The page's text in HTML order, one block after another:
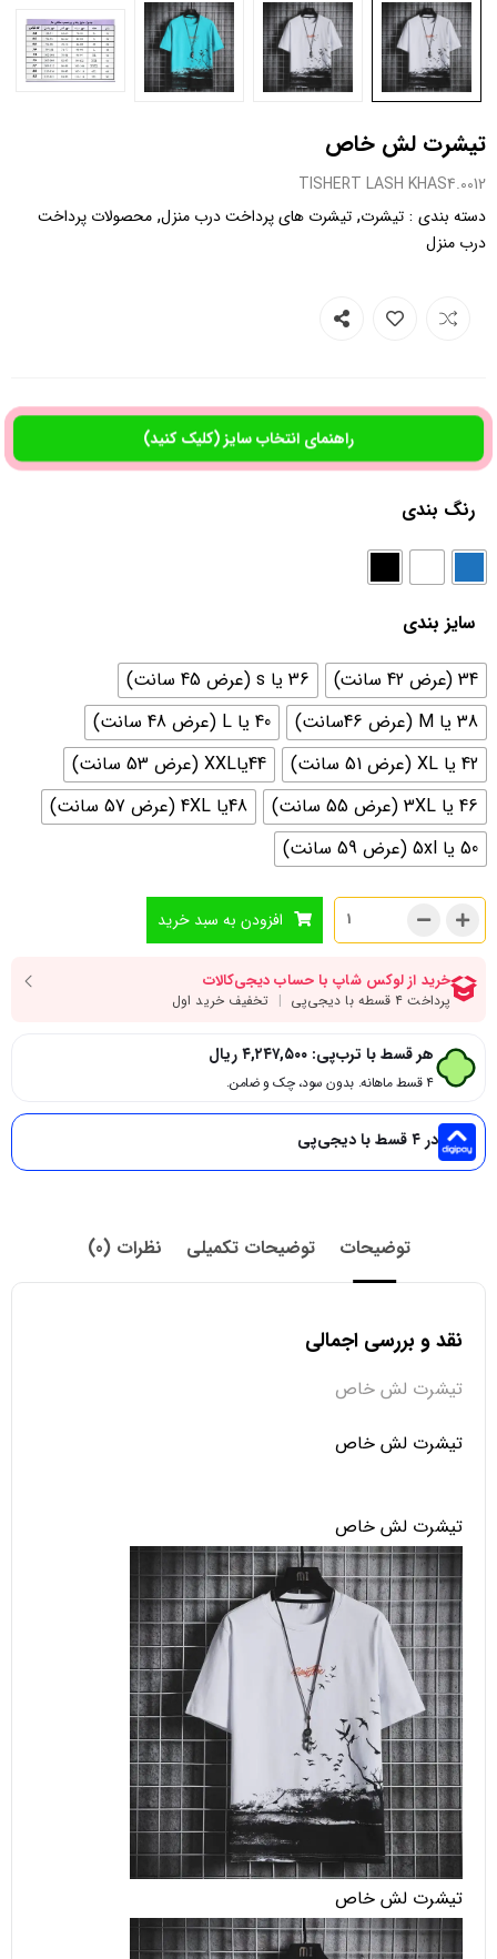
تیشرت لش خاص
0012.TISHERT LASH KHAS4
دسته بندی : تیشرت, تیشرت های پرداخت درب منزل, محصولات پرداخت
درب منزل
راهنمای انتخاب سایز (کلیک کنید)
رنگ بندی
سایز بندی
34 (عرض 42 سانت)
36 یا s (عرض 45 سانت)
38 یا M (عرض 46سانت)
40 یا L (عرض 48 سانت)
42 یا XL (عرض 51 سانت)
44یاXXL (عرض 53 سانت)
46 یا 3XL (عرض 55 سانت)
48یا 4XL (عرض 57 سانت)
50 یا 5xl (عرض 59 سانت)
افزودن به سبد خرید
هر قسط با ترب‌پی: ۴,۲۴۷,۵۰۰ریال
۴ قسط ماهانه. بدون سود، چک و ضامن.
در ۴ قسط با دیجی‌پی
توضیحات توضیحات تکمیلی نظرات (0)
نقد و بررسی اجمالی
تیشرت لش خاص
تیشرت لش خاص
تیشرت لش خاص
تیشرت لش خاص